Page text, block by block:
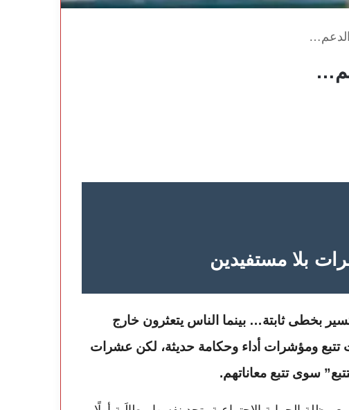
بلا مستفيدين
تسير بخطى ثابتة… بينما الناس يتعثرون خارج
تتبع ومؤشرات أداء وحكامة حديثة، لكن عشرات
سوى تتبع معاناتهم.